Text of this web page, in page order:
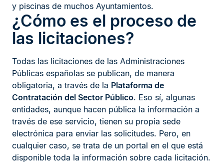
y piscinas de muchos Ayuntamientos.
¿Cómo es el proceso de
las licitaciones?
Todas las licitaciones de las Administraciones
Públicas españolas se publican, de manera
obligatoria, a través de la Plataforma de
Contratación del Sector Público. Eso sí, algunas
entidades, aunque hacen pública la información a
través de ese servicio, tienen su propia sede
electrónica para enviar las solicitudes. Pero, en
cualquier caso, se trata de un portal en el que está
disponible toda la información sobre cada licitación.